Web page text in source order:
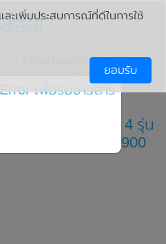
» เปิดตัวสมาร์ทโฟน iPhone
างการ ในราคาเริ่มต้นเพียง
13 Series ทั้ง 4 รุ่น
คาเริ่มต้นเพียง 25,900
ะเพิ่มประสบการณ์ที่ดีในการใช้
ยอมรับ
เพื่อรับข่าวสาร